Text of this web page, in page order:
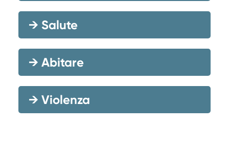
→ Salute
→ Abitare
→ Violenza